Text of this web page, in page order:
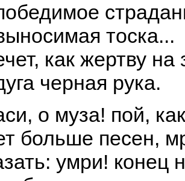
тоска...
как жертву на
черная рука.
о муза! пой,
больше песен,
умри! конец